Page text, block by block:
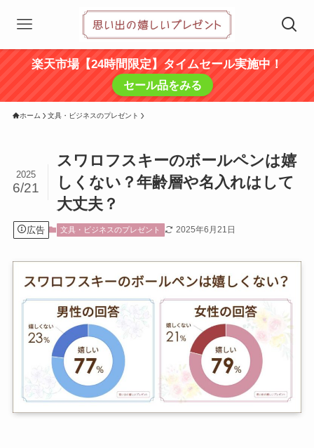
楽天市場【24時間限定】タイムセール実施中！
セール品をみる
ホーム 文具・ビジネスのプレゼント
スワロフスキーのボールペンは嬉
しくない？年齢層や名入れはして
大丈夫？
2025
6/21
広告 文具・ビジネスのプレゼント 2025年6月21日